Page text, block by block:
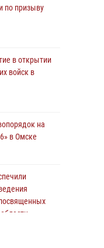
по призыву
в открытии
войск в
на
в Омске